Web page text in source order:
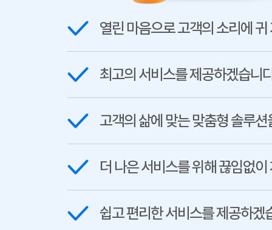
열린 마음으로 고객의 소리에
최고의 서비스를 제공하겠습니
고객의 삶에 맞는 맞춤형 솔루
더 나은 서비스를 위해 끊임없
쉽고 편리한 서비스를 제공하겠